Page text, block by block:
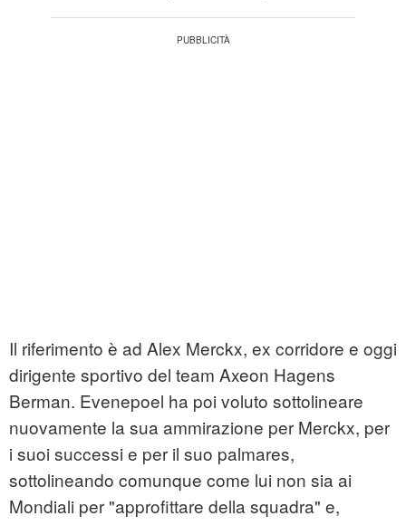
Il riferimento è ad Alex Merckx, ex corridore e oggi
dirigente sportivo del team Axeon Hagens
Berman. Evenepoel ha poi voluto sottolineare
nuovamente la sua ammirazione per Merckx, per
i suoi successi e per il suo palmares,
sottolineando comunque come lui non sia ai
Mondiali per "approfittare della squadra" e,